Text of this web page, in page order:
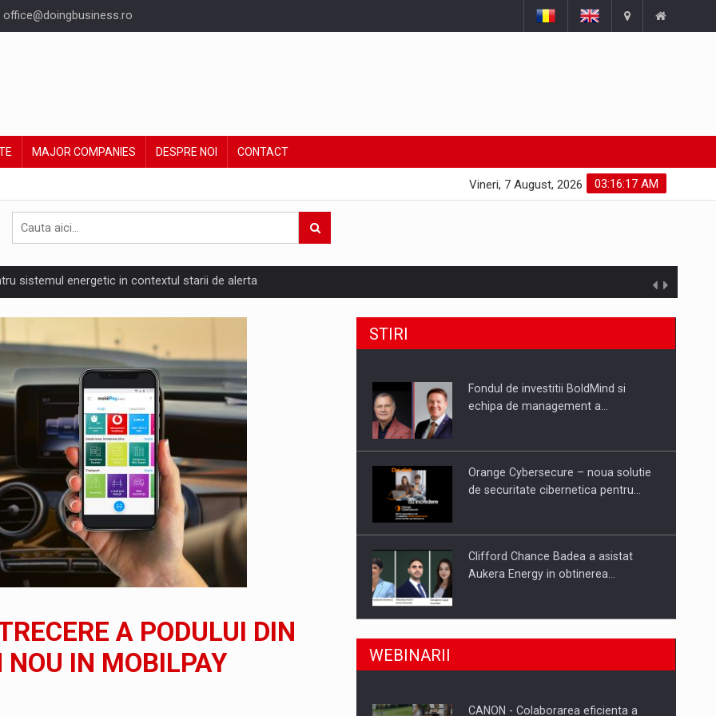
office@doingbusiness.ro
MAJOR COMPANIES DESPRE NOI CONTACT
03:16:18 AM
Vineri, 7 August, 2026
sistemul energetic in contextul starii de alerta
pedepseste granitele?
Reveals About Bakuchiol's Evolution
noilor reglementari UE privind ambalajele pot risca retragerea produselor din piata
ON THE INTERNATIONAL BUSINESS SCENE
DIGITALIZED WHOLESALER IN ROMANIA
a Pall-Ex, liderul pietei de transport paletizat din Romania, preiau compania intr-o tranzactie de peste 25…
AL FAMILIEI: RANGE ROVER GT
A PODULUI DIN
IN MOBILPAY
STIRI
Fondul de investitii BoldMind si
echipa de management a…
Orange Cybersecure – noua solutie
de securitate cibernetica pentru…
Clifford Chance Badea a asistat
Aukera Energy in obtinerea…
SAPTE PERSONALITATI DIN MEDIUL
WEBINARII
CANON - Colaborarea eficienta a